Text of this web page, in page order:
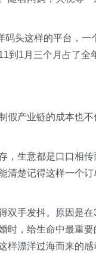
头这样的平台，一
到1月三个月占了全
假产业链的成本也
，生意都是口口相
清楚记得这样一个
双手发抖。原因是
时，给生命中最重
样漂洋过海而来的感